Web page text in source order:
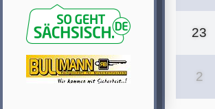
23
2